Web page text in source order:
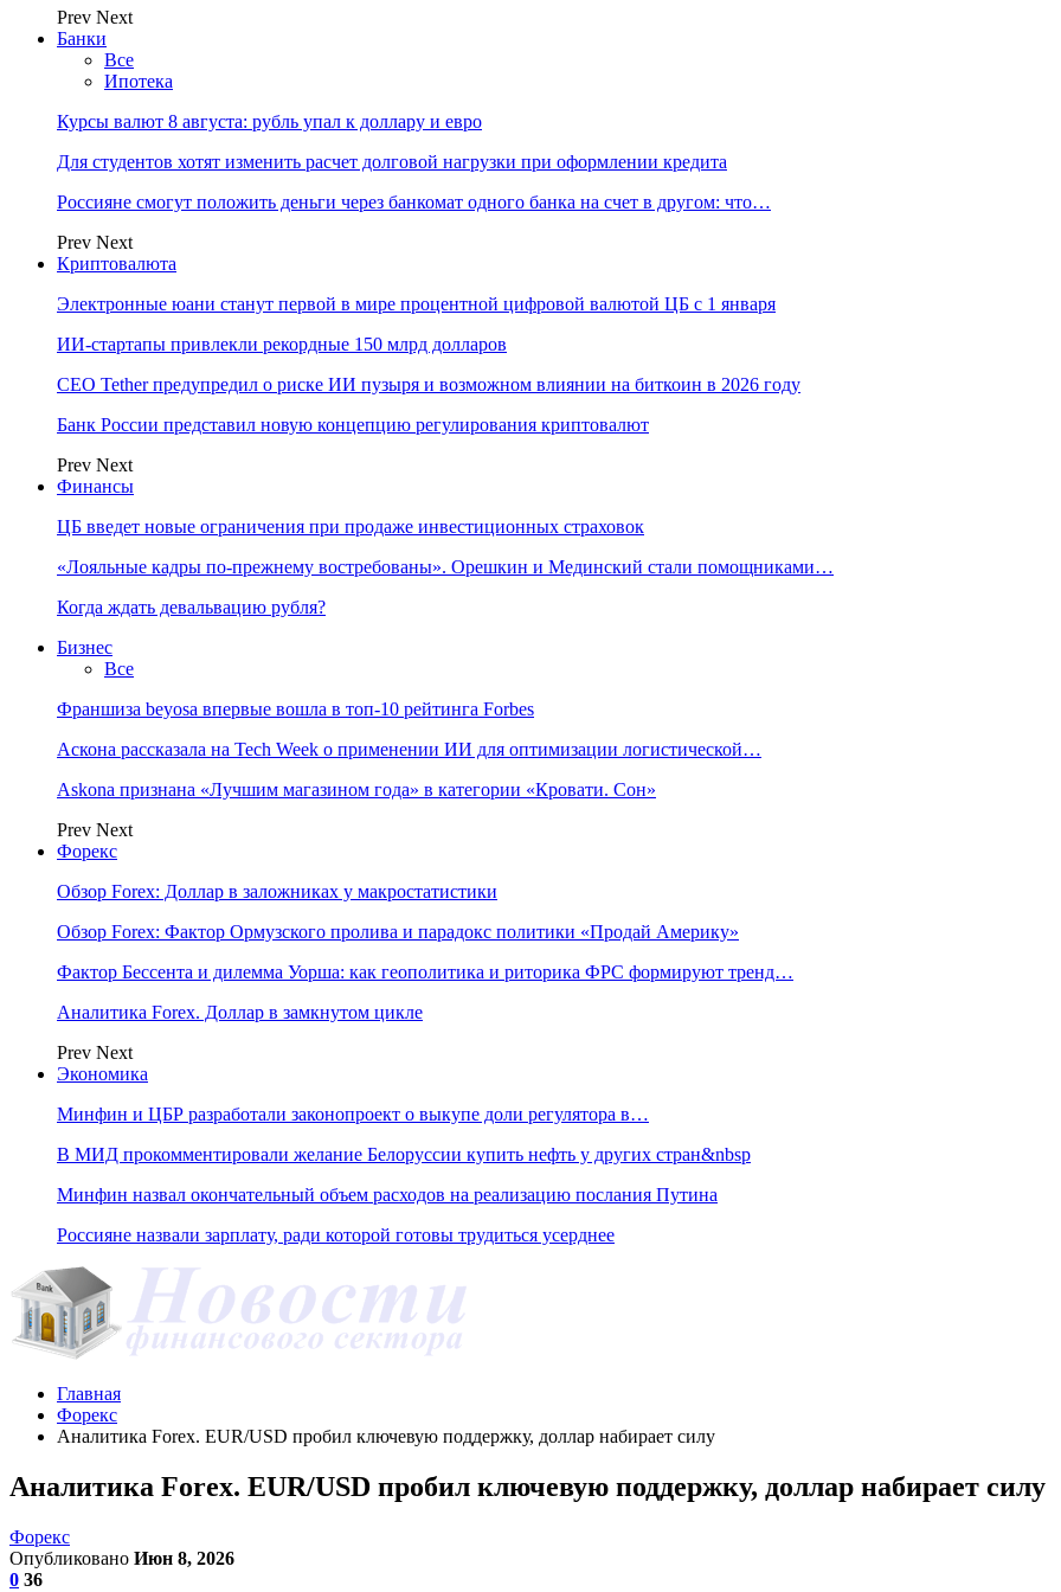
Prev Next
Банки
Все
Ипотека
Курсы валют 8 августа: рубль упал к доллару и евро
Для студентов хотят изменить расчет долговой нагрузки при оформлении кредита
Россияне смогут положить деньги через банкомат одного банка на счет в другом: что…
Prev Next
Криптовалюта
Электронные юани станут первой в мире процентной цифровой валютой ЦБ с 1 января
ИИ-стартапы привлекли рекордные 150 млрд долларов
CEO Tether предупредил о риске ИИ пузыря и возможном влиянии на биткоин в 2026 году
Банк России представил новую концепцию регулирования криптовалют
Prev Next
Финансы
ЦБ введет новые ограничения при продаже инвестиционных страховок
«Лояльные кадры по-прежнему востребованы». Орешкин и Мединский стали помощниками…
Когда ждать девальвацию рубля?
Бизнес
Все
Франшиза beyosa впервые вошла в топ-10 рейтинга Forbes
Аскона рассказала на Tech Week о применении ИИ для оптимизации логистической…
Askona признана «Лучшим магазином года» в категории «Кровати. Сон»
Prev Next
Форекс
Обзор Forex: Доллар в заложниках у макростатистики
Обзор Forex: Фактор Ормузского пролива и парадокс политики «Продай Америку»
Фактор Бессента и дилемма Уорша: как геополитика и риторика ФРС формируют тренд…
Аналитика Forex. Доллар в замкнутом цикле
Prev Next
Экономика
Минфин и ЦБР разработали законопроект о выкупе доли регулятора в…
В МИД прокомментировали желание Белоруссии купить нефть у других стран&nbsp
Минфин назвал окончательный объем расходов на реализацию послания Путина
Россияне назвали зарплату, ради которой готовы трудиться усерднее
Главная
Форекс
Аналитика Forex. EUR/USD пробил ключевую поддержку, доллар набирает силу
Аналитика Forex. EUR/USD пробил ключевую поддержку, доллар набирает силу
Форекс
Опубликовано Июн 8, 2026
0 36